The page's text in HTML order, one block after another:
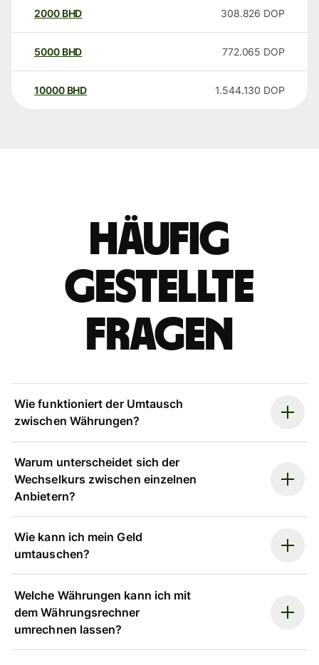
2000 BHD 308.826 DOP
5000 BHD 772.065 DOP
10000 BHD 1.544.130 DOP
Häufig
gestellte
Fragen
Wie funktioniert der Umtausch
zwischen Währungen?
Warum unterscheidet sich der
Wechselkurs zwischen einzelnen
Anbietern?
Wie kann ich mein Geld
umtauschen?
Welche Währungen kann ich mit
dem Währungsrechner
umrechnen lassen?